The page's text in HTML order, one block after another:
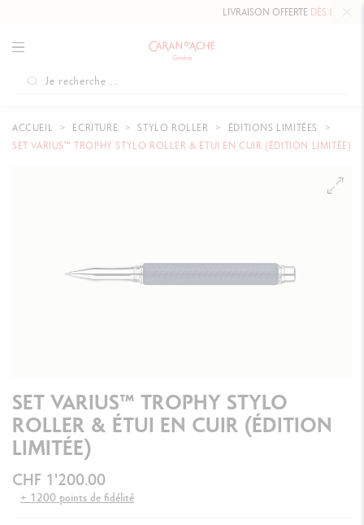
LIVRAISON OFFERTEDÈS 80 CHF.
ACCUEIL ECRITURE STYLO ROLLER
ÉDITIONS LIMITÉES
SET VARIUS™ TROPHY STYLO ROLLER & ÉTUI EN CUIR (ÉDITION LIMITÉE)
SET VARIUS™ TROPHY STYLO
ROLLER & ÉTUI EN CUIR (ÉDITION
LIMITÉE)
CHF 1'200.00
+ 1200 points de fidélité